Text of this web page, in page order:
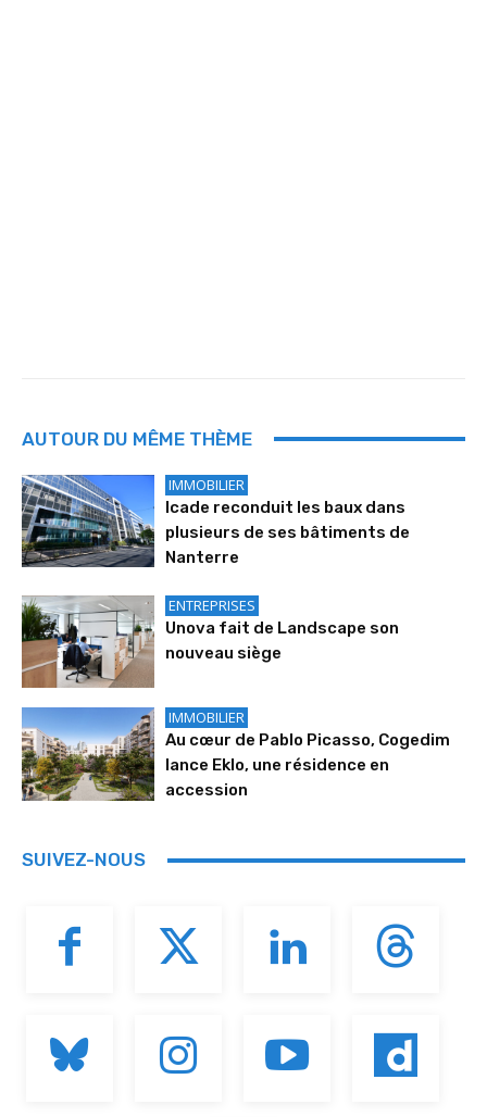
AUTOUR DU MÊME THÈME
IMMOBILIER
Icade reconduit les baux dans
plusieurs de ses bâtiments de
Nanterre
ENTREPRISES
Unova fait de Landscape son
nouveau siège
IMMOBILIER
Au cœur de Pablo Picasso, Cogedim
lance Eklo, une résidence en
accession
SUIVEZ-NOUS